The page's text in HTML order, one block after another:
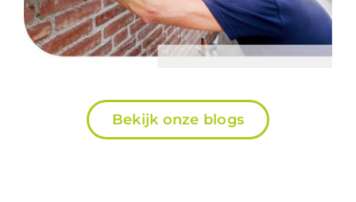
Bekijk onze blogs